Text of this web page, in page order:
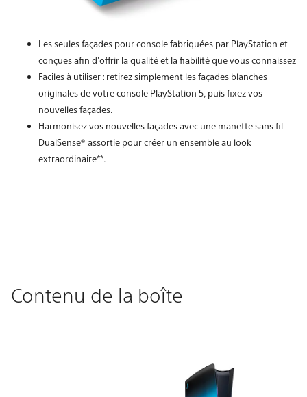
Les seules façades pour console fabriquées par PlayStation et
conçues afin d'offrir la qualité et la fiabilité que vous connaissez
Faciles à utiliser : retirez simplement les façades blanches
originales de votre console PlayStation 5, puis fixez vos
nouvelles façades.
Harmonisez vos nouvelles façades avec une manette sans fil
DualSense® assortie pour créer un ensemble au look
extraordinaire**.
Contenu de la boîte